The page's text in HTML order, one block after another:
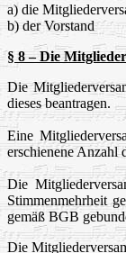
a) die
b) der Vorstand
§ 8 – Die
Die
dieses beantragen.
Eine
erschienene Anzahl
Die
Stimmenmehrheit
gemäß BGB
Die